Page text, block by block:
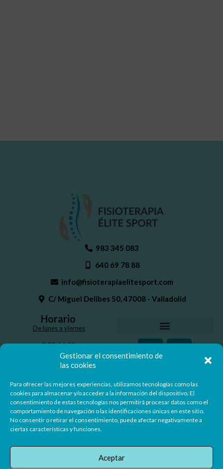
Gestionar el consentimiento de
las cookies
Para ofrecer las mejores experiencias, utilizamos tecnologías como las
cookies para almacenar y/o acceder a la información del dispositivo. El
consentimiento de estas tecnologías nos permitirá procesar datos como el
comportamiento de navegación o las identificaciones únicas en este sitio.
No consentir o retirar el consentimiento, puede afectar negativamente a
ciertas características y funciones.
Aceptar
983 345 083
640 69 78 88
info@fisioterapiaelitesport.com
C/ Miguel Delibes 50, 47008 - Valladolid
Horario
De lunes a viernes
9:00-14:00
16:30-20:30
Nº Registro Sanitario: 47-C22-0302